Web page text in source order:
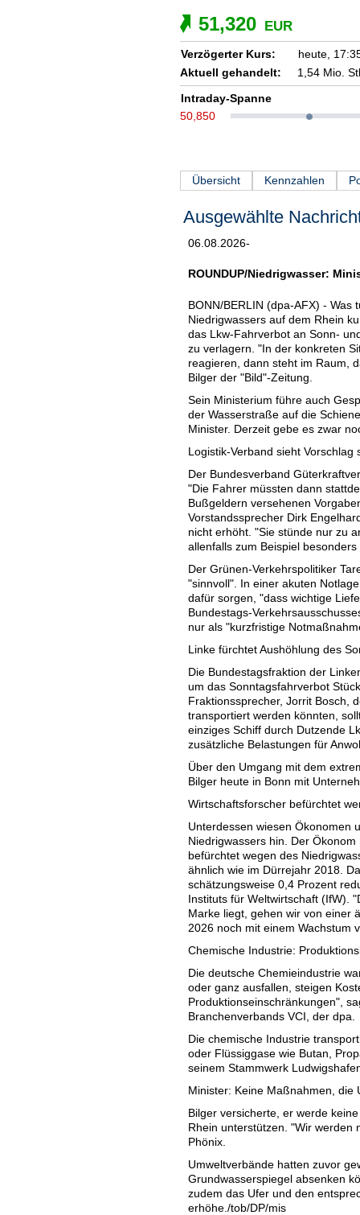
51,320 EUR
Verzögerter Kurs: heute,
Aktuell gehandelt:
1,54 Mio.
Intraday-Spanne
50,850
Übersicht Kennzahlen
Ausgewählte
06.08.2026-
ROUNDUP/Niedrigwasser:
BONN/BERLIN (dpa-AFX) - Was
Niedrigwassers auf dem Rhein
das Lkw-Fahrverbot an Sonn-
zu verlagern. "In der konkreten
reagieren, dann steht im Raum,
Bilger der "Bild"-Zeitung.
Sein Ministerium führe auch
der Wasserstraße auf die
Minister. Derzeit gebe es zwar
Logistik-Verband sieht Vorschlag
Der Bundesverband
"Die Fahrer müssten dann
Bußgeldern versehenen
Vorstandssprecher Dirk
nicht erhöht. "Sie stünde nur zu
allenfalls zum Beispiel
Der Grünen-Verkehrspolitiker
"sinnvoll". In einer akuten
dafür sorgen, "dass wichtige
Bundestags-
nur als "kurzfristige
Linke fürchtet Aushöhlung des
Die Bundestagsfraktion der
um das Sonntagsfahrverbot
Fraktionssprecher, Jorrit Bosch,
transportiert werden könnten,
einziges Schiff durch Dutzende
zusätzliche Belastungen für
Über den Umgang mit dem
Bilger heute in Bonn mit
Wirtschaftsforscher befürchtet
Unterdessen wiesen Ökonomen
Niedrigwassers hin. Der
befürchtet wegen des
ähnlich wie im Dürrejahr 2018.
schätzungsweise 0,4 Prozent
Instituts für Weltwirtschaft (IfW).
Marke liegt, gehen wir von einer
2026 noch mit einem Wachstum
Chemische Industrie:
Die deutsche Chemieindustrie
oder ganz ausfallen, steigen
Produktionseinschränkungen",
Branchenverbands VCI, der dpa.
Die chemische Industrie
oder Flüssiggase wie Butan,
seinem Stammwerk
Minister: Keine Maßnahmen, die
Bilger versicherte, er werde
Rhein unterstützen. "Wir werden
Phönix.
Umweltverbände hatten zuvor
Grundwasserspiegel absenken
zudem das Ufer und den
erhöhe./tob/DP/mis